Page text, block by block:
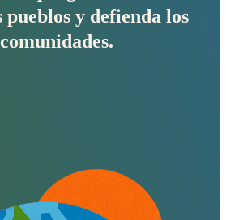
pueblos y defienda los